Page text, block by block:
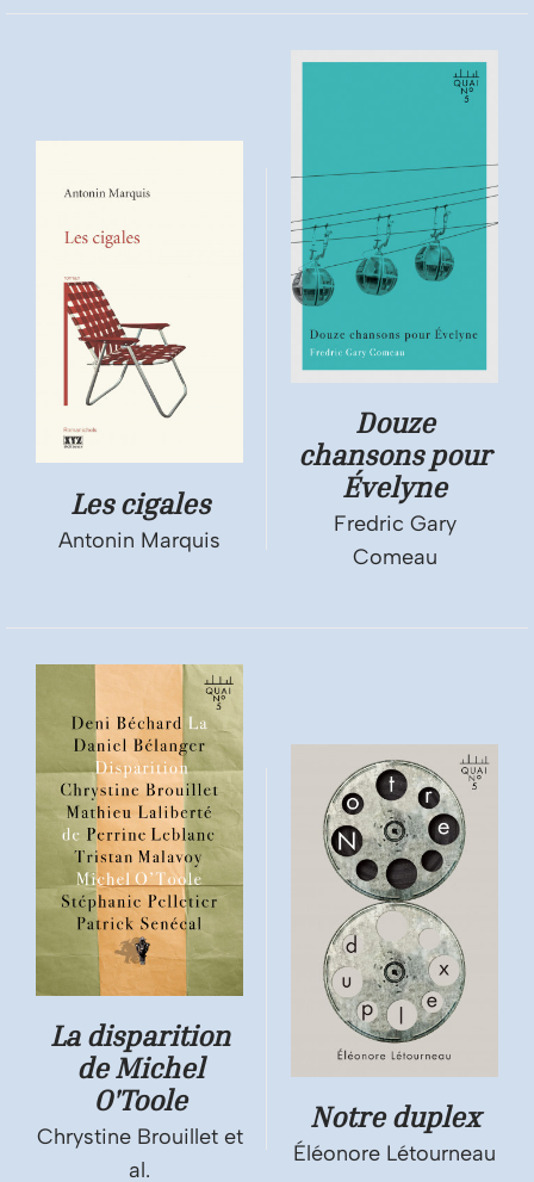
Les cigales
Antonin Marquis
Douze
chansons pour
Évelyne
Fredric Gary
Comeau
La disparition
de Michel
O'Toole
Chrystine Brouillet et
al.
Notre duplex
Éléonore Létourneau